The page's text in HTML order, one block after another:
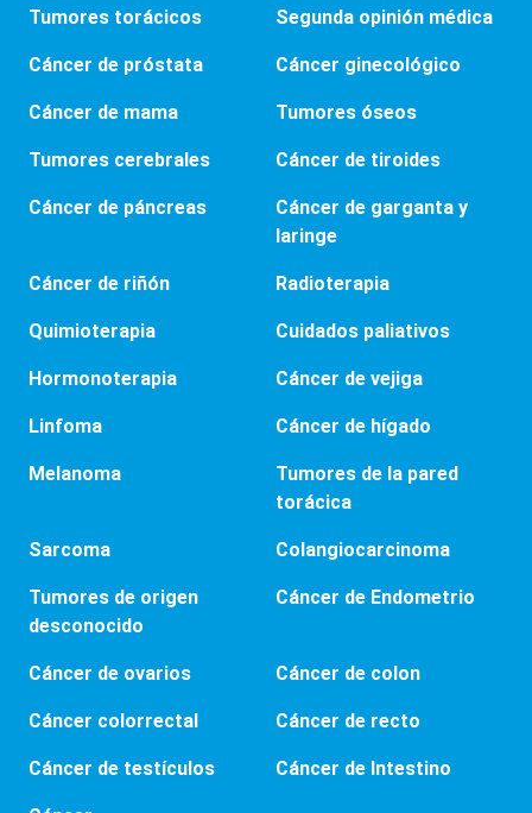
Tumores torácicos Segunda opinión médica
Cáncer de próstata Cáncer ginecológico
Cáncer de mama Tumores óseos
Tumores cerebrales Cáncer de tiroides
Cáncer de páncreas
Cáncer de garganta y
laringe
Cáncer de riñón Radioterapia
Quimioterapia Cuidados paliativos
Hormonoterapia Cáncer de vejiga
Linfoma Cáncer de hígado
Melanoma
Tumores de la pared
torácica
Sarcoma Colangiocarcinoma
Tumores de origen
desconocido
Cáncer de Endometrio
Cáncer de ovarios Cáncer de colon
Cáncer colorrectal Cáncer de recto
Cáncer de testículos Cáncer de Intestino